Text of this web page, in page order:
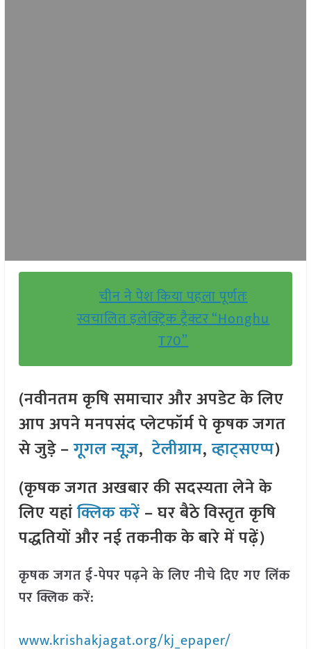
चीन ने पेश किया पहला पूर्णतः
स्वचालित इलेक्ट्रिक ट्रैक्टर “Honghu
T70”
(नवीनतम कृषि समाचार और अपडेट के लिए
आप अपने मनपसंद प्लेटफॉर्म पे कृषक जगत
से जुड़े –गूगल न्यूज़,टेलीग्राम,व्हाट्सएप्प)
(कृषक जगत अखबार की सदस्यता लेने के
लिए यहांक्लिक करें– घर बैठे विस्तृत कृषि
पद्धतियों और नई तकनीक के बारे में पढ़ें)
कृषक जगत ई-पेपर पढ़ने के लिए नीचे दिए गए लिंक
पर क्लिक करें:
www.krishakjagat.org/kj_epaper/